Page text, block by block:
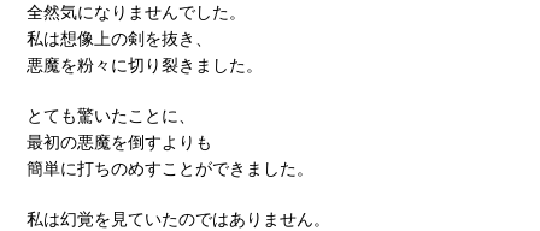
全然気になりませんでした。
私は想像上の剣を抜き、
悪魔を粉々に切り裂きました。
とても驚いたことに、
最初の悪魔を倒すよりも
簡単に打ちのめすことができました。
私は幻覚を見ていたのではありません。